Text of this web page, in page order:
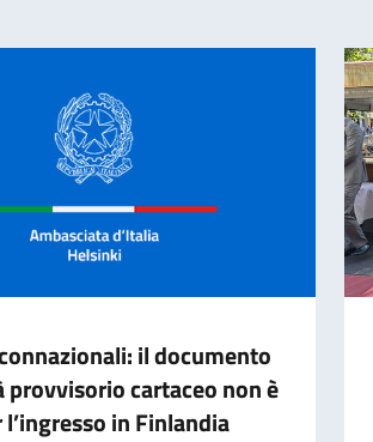
il documento
cartaceo non è
in Finlandia